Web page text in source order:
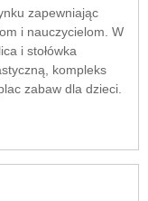
zapewniając
i nauczycielom. W
i stołówka
kompleks
zabaw dla dzieci.